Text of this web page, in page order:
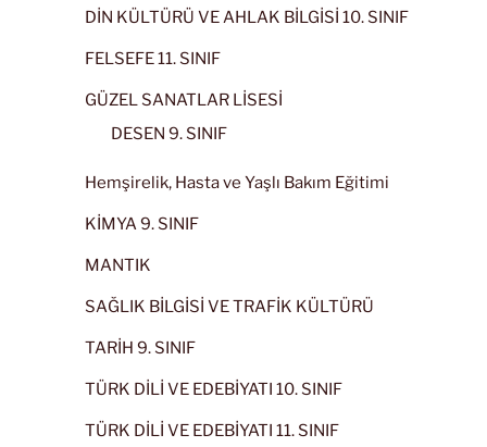
DİN KÜLTÜRÜ VE AHLAK BİLGİSİ 10. SINIF
FELSEFE 11. SINIF
GÜZEL SANATLAR LİSESİ
DESEN 9. SINIF
Hemşirelik, Hasta ve Yaşlı Bakım Eğitimi
KİMYA 9. SINIF
MANTIK
SAĞLIK BİLGİSİ VE TRAFİK KÜLTÜRÜ
TARİH 9. SINIF
TÜRK DİLİ VE EDEBİYATI 10. SINIF
TÜRK DİLİ VE EDEBİYATI 11. SINIF